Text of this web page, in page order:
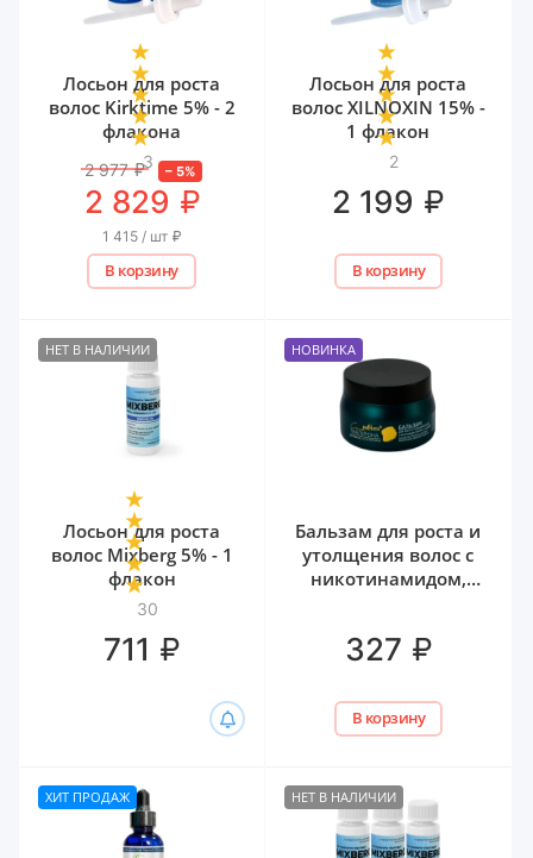
3
Лосьон для роста
волос Kirktime 5% - 2
флакона
2 977 ₽ –5%
2 829 ₽
1 415 / шт ₽
В корзину
2
Лосьон для роста
волос XILNOXIN 15% -
1 флакон
2 199 ₽
В корзину
НЕТ В НАЛИЧИИ
30
Лосьон для роста
волос Mixberg 5% - 1
флакон
711 ₽
НОВИНКА
Бальзам для роста и
утолщения волос с
никотинамидом,
300 мл
327 ₽
В корзину
ХИТ ПРОДАЖ НЕТ В НАЛИЧИИ